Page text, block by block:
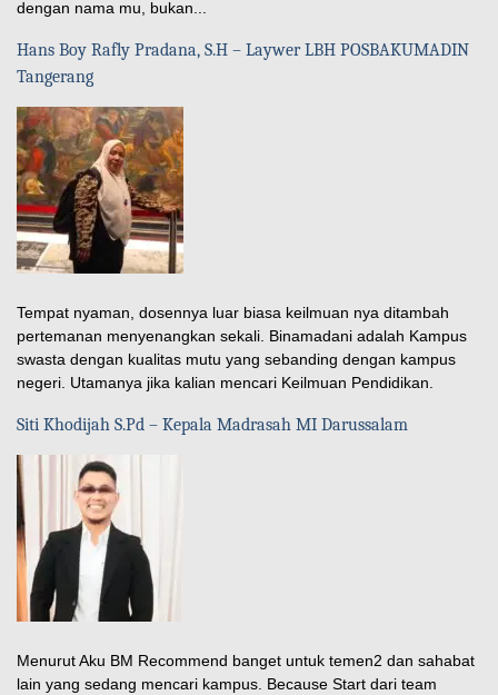
dengan nama mu, bukan...
Hans Boy Rafly Pradana, S.H – Laywer LBH POSBAKUMADIN
Tangerang
Tempat nyaman, dosennya luar biasa keilmuan nya ditambah
pertemanan menyenangkan sekali. Binamadani adalah Kampus
swasta dengan kualitas mutu yang sebanding dengan kampus
negeri. Utamanya jika kalian mencari Keilmuan Pendidikan.
Siti Khodijah S.Pd – Kepala Madrasah MI Darussalam
Menurut Aku BM Recommend banget untuk temen2 dan sahabat
lain yang sedang mencari kampus. Because Start dari team